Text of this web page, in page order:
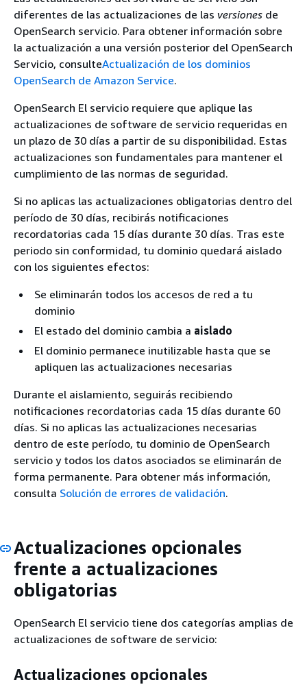
diferentes de las actualizaciones de las versiones de
OpenSearch servicio. Para obtener información sobre
la actualización a una versión posterior del OpenSearch
Servicio, consulteActualización de los dominios
OpenSearch de Amazon Service.
OpenSearch El servicio requiere que aplique las
actualizaciones de software de servicio requeridas en
un plazo de 30 días a partir de su disponibilidad. Estas
actualizaciones son fundamentales para mantener el
cumplimiento de las normas de seguridad.
Si no aplicas las actualizaciones obligatorias dentro del
período de 30 días, recibirás notificaciones
recordatorias cada 15 días durante 30 días. Tras este
periodo sin conformidad, tu dominio quedará aislado
con los siguientes efectos:
Se eliminarán todos los accesos de red a tu
dominio
El estado del dominio cambia a aislado
El dominio permanece inutilizable hasta que se
apliquen las actualizaciones necesarias
Durante el aislamiento, seguirás recibiendo
notificaciones recordatorias cada 15 días durante 60
días. Si no aplicas las actualizaciones necesarias
dentro de este período, tu dominio de OpenSearch
servicio y todos los datos asociados se eliminarán de
forma permanente. Para obtener más información,
consulta Solución de errores de validación.
Actualizaciones opcionales
frente a actualizaciones
obligatorias
OpenSearch El servicio tiene dos categorías amplias de
actualizaciones de software de servicio:
Actualizaciones opcionales